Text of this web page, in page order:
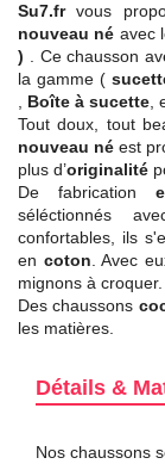
Su7.frvous
nouveau né avec
)
. Ce chausson
la gamme (
Boîte à sucette ,
Tout doux, tout
nouveau né est
plus d’originalité
De fabrication
séléctionnés
confortables, ils
en coton . Avec
mignons à croquer.
Des chaussons
les matières.
Détails &
Nos chaussons